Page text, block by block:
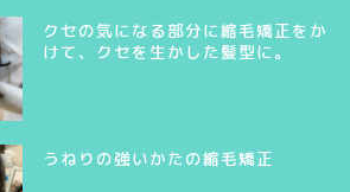
クセの気になる部分に縮毛矯正をか
けて、クセを生かした髪型に。
うねりの強いかたの縮毛矯正